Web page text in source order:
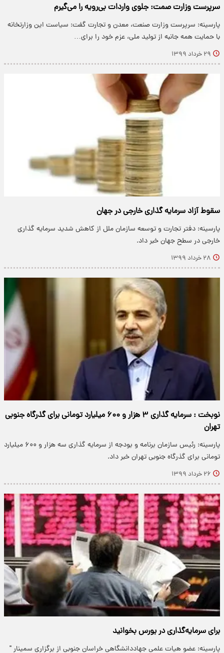
سرپرست وزارت صمت: جلوی واردات بی‌رویه را می‌گیرم
پارسینه: سرپرست وزارت صنعت، معدن و تجارت گفت: سیاست این وزارتخانه
با حمایت همه جانبه از تولید ملی، عزم خود را برای…
۲۹ خرداد ۱۳۹۹
سقوط آزاد سرمایه گذاری خارجی در جهان
پارسینه: دفتر تجارت و توسعه سازمان ملل از کاهش شدید سرمایه گذاری
خارجی در سطح جهان خبر داد.
۲۸ خرداد ۱۳۹۹
نوبخت : سرمایه گذاری ۳ هزار و ۶۰۰ میلیارد تومانی برای گذرگاه جنوبی
تهران
پارسینه: رئیس سازمان برنامه و بودجه از سرمایه گذاری سه هزار و ۶۰۰ میلیارد
تومانی برای گذرگاه جنوبی تهران خبر داد.
۲۶ خرداد ۱۳۹۹
برای سرمایه‌گذاری در بورس بخوانید
پارسینه: عضو هیات علمی جهاددانشگاهی خراسان جنوبی از برگزاری سمینار "